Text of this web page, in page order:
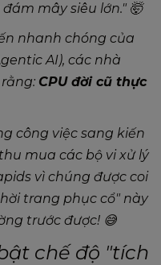
mây siêu lớn." 🤯
nhanh chóng của
AI), các nhà
CPU đời cũ thực
công việc sang kiến
mua các bộ vi xử lý
vì chúng được coi
trang phục cổ" này
trước được! 😅
chế độ "tích